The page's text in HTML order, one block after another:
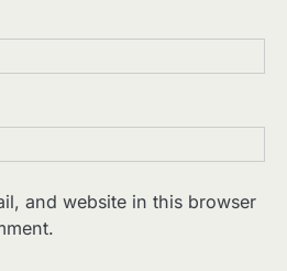
and website in this browser